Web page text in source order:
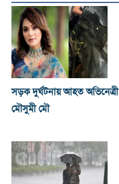
সড়ক দুর্ঘটনায় আহত অভিনেত্রী
মৌসুমী মৌ